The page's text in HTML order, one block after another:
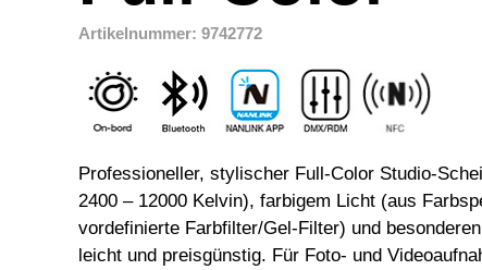
Artikelnummer: 9742772
Professioneller, stylischer Full-Color Studio-
2400 – 12000 Kelvin), farbigem Licht (aus
vordefinierte Farbfilter/Gel-Filter) und
leicht und preisgünstig. Für Foto- und